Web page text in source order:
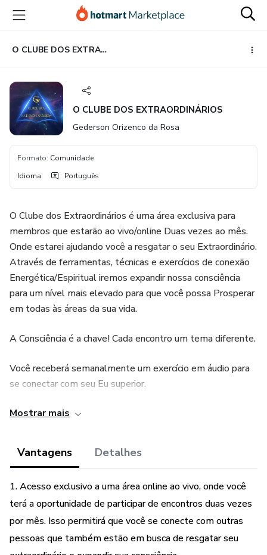
para
conteúdo
principal
para
pagamento
para
rodapé
O CLUBE DOS EXTRAORDINÁRIOS
O CLUBE DOS EXTRAORDINÁRIOS
Gederson Orizenco da Rosa
Formato: Comunidade
Idioma: Português
O Clube dos Extraordinários é uma área exclusiva para
membros que estarão ao vivo/online Duas vezes ao mês.
Onde estarei ajudando você a resgatar o seu Extraordinário.
Através de ferramentas, técnicas e exercícios de conexão
Energética/Espiritual iremos expandir nossa consciência
para um nível mais elevado para que você possa Prosperar
em todas às áreas da sua vida.
A Consciência é a chave! Cada encontro um tema diferente.
Você receberá semanalmente um exercício em áudio para
se conectar com seu Eu superior.
Você está preparado para descobrir suas habilidades em
Mostrar mais
Vantagens Detalhes
1. Acesso exclusivo a uma área online ao vivo, onde você
terá a oportunidade de participar de encontros duas vezes
por mês. Isso permitirá que você se conecte com outras
pessoas que também estão em busca de resgatar seu